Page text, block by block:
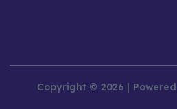
Copyright © 2026 |